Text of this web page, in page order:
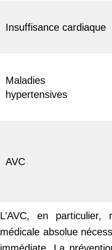
Insuffisance cardiaque
Maladies
hypertensives
AVC
L’AVC, en particulier,
médicale absolue